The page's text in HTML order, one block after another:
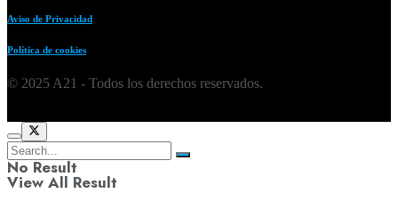
Aviso de Privacidad
Política de cookies
© 2025 A21 - Todos los derechos reservados.
No Result
View All Result